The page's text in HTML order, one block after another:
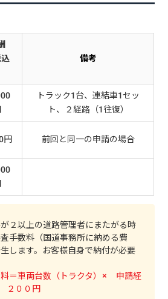
込
備考
トラック1台、連結車1セッ
ト、２経路（1往復）
円 前回と同一の申請の場合
２以上の道路管理者にまたがる時
手数料（国道事務所に納める費
します。お客様自身で納付が必要
＝車両台数（トラクタ）× 申請経
００円